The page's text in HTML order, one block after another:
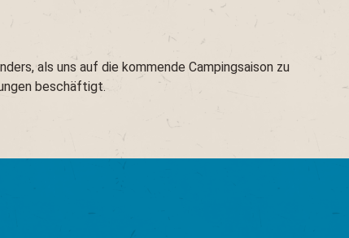
als uns auf die kommende Campingsaison zu
beschäftigt.